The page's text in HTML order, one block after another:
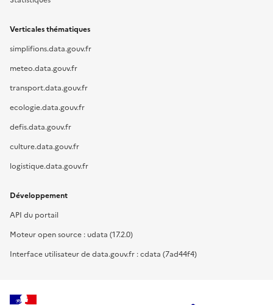
Verticales thématiques
simplifions.data.gouv.fr
meteo.data.gouv.fr
transport.data.gouv.fr
ecologie.data.gouv.fr
defis.data.gouv.fr
culture.data.gouv.fr
logistique.data.gouv.fr
Développement
API du portail
Moteur open source : udata (17.2.0)
Interface utilisateur de data.gouv.fr : cdata (7ad44f4)